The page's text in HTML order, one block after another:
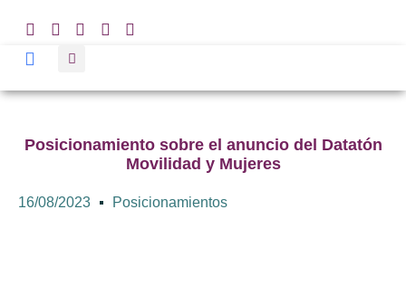
Posicionamiento sobre el anuncio del Datatón
Movilidad y Mujeres
16/08/2023 Posicionamientos